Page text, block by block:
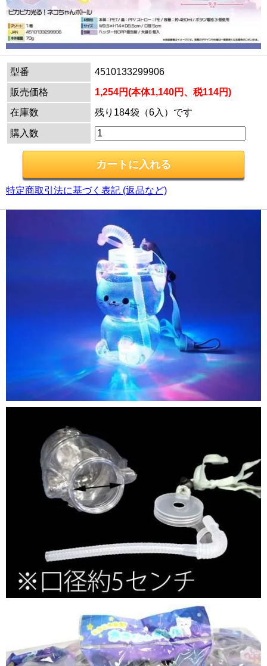
型番
4510133299906
販売価格
1,254円(本体1,140円、税114円)
在庫数
残り184袋（6入）です
購入数
特定商取引法に基づく表記 (返品など)